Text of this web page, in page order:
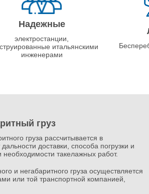
Надежные
электростанции,
итальянскими
инженерами
груз
груза рассчитывается в
доставки, способа погрузки и
необходимости такелажных работ.
и негабаритного груза осуществляется
или той транспортной компанией,